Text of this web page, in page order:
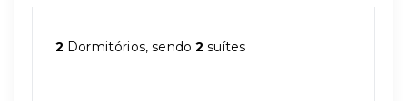
2 Dormitórios, sendo2 suítes